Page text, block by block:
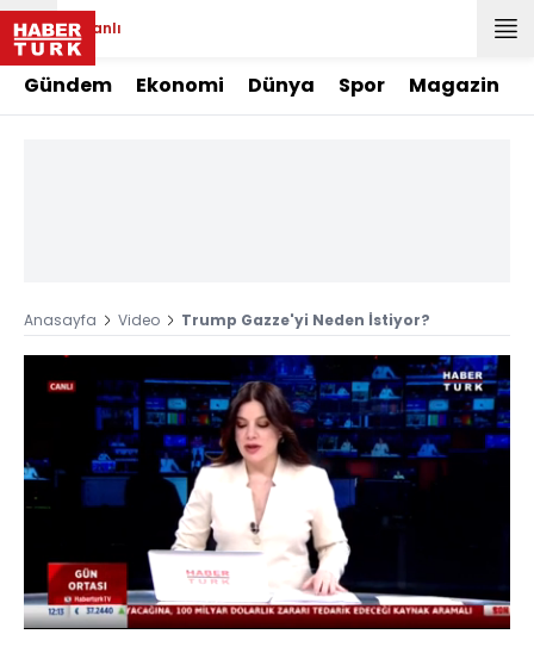
Canlı
Gündem Ekonomi Dünya Spor Magazin
Anasayfa Video Trump Gazze'yi Neden İstiyor?
Sesi
Aç
Yüklendi:
6.36%
Oynatma
Hızı